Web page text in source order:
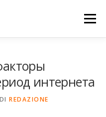
Menu
интернета
DI REDAZIONE